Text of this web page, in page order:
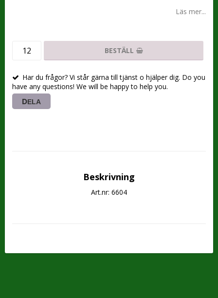
Läs mer...
BESTÄLL
Har du frågor? Vi står gärna till tjänst o hjälper dig. Do you
have any questions! We will be happy to help you.
DELA
Beskrivning
Art.nr: 6604